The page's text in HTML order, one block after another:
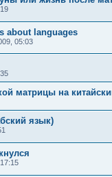
about languages
05:03
матрицы на
язык)